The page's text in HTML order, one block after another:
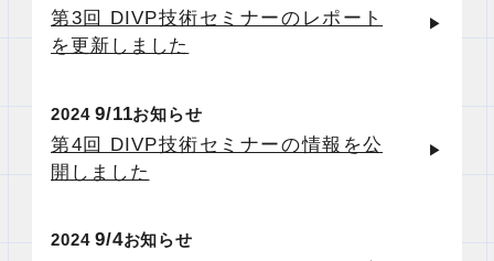
第3回 DIVP技術セミナーのレポート
を更新しました
2024 9 11お知らせ
第4回 DIVP技術セミナーの情報を公
開しました
2024 9 4お知らせ